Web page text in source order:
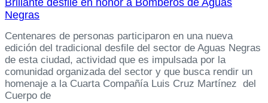
Brillante desfile en honor a Bomberos de Aguas
Negras
Centenares de personas participaron en una nueva
edición del tradicional desfile del sector de Aguas Negras
de esta ciudad, actividad que es impulsada por la
comunidad organizada del sector y que busca rendir un
homenaje a la Cuarta Compañía Luis Cruz Martínez del
Cuerpo de